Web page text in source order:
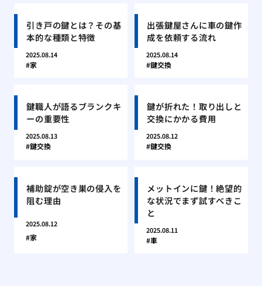
引き戸の鍵とは？その基
本的な種類と特徴
2025.08.14
家
出張鍵屋さんに車の鍵作
成を依頼する流れ
2025.08.14
鍵交換
鍵職人が語るブランクキ
ーの重要性
2025.08.13
鍵交換
鍵が折れた！取り出しと
交換にかかる費用
2025.08.12
鍵交換
補助錠が空き巣の侵入を
阻む理由
2025.08.12
家
メットインに鍵！絶望的
な状況でまず試すべきこ
と
2025.08.11
車